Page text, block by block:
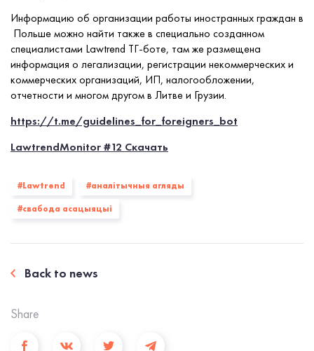
Информацию об организации работы иностранных граждан в
Польше можно найти также в специально созданном
специалистами Lawtrend ТГ-боте, там же размещена
информация о легализации, регистрации некоммерческих и
коммерческих организаций, ИП, налогообложении,
отчетности и многом другом в Литве и Грузии.
https://t.me/guidelines_for_foreigners_bot
LawtrendMonitor #12 Скачать
#Lawtrend #аналітычныя агляды
#свабода асацыяцыі
Back to news
Share